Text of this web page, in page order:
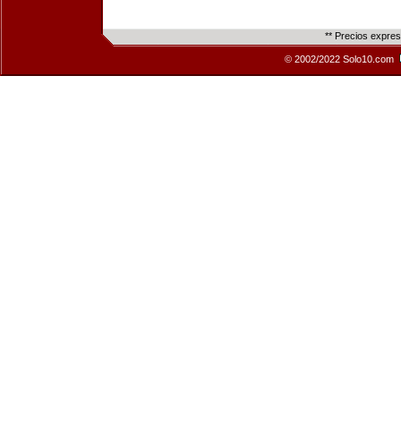
** Precios
© 2002/2022 Solo10.com